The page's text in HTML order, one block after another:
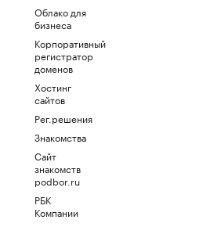
Облако для
бизнеса
Корпоративный
регистратор
доменов
Хостинг
сайтов
Рег.решения
Знакомства
Сайт
знакомств
podbor.ru
РБК
Компании